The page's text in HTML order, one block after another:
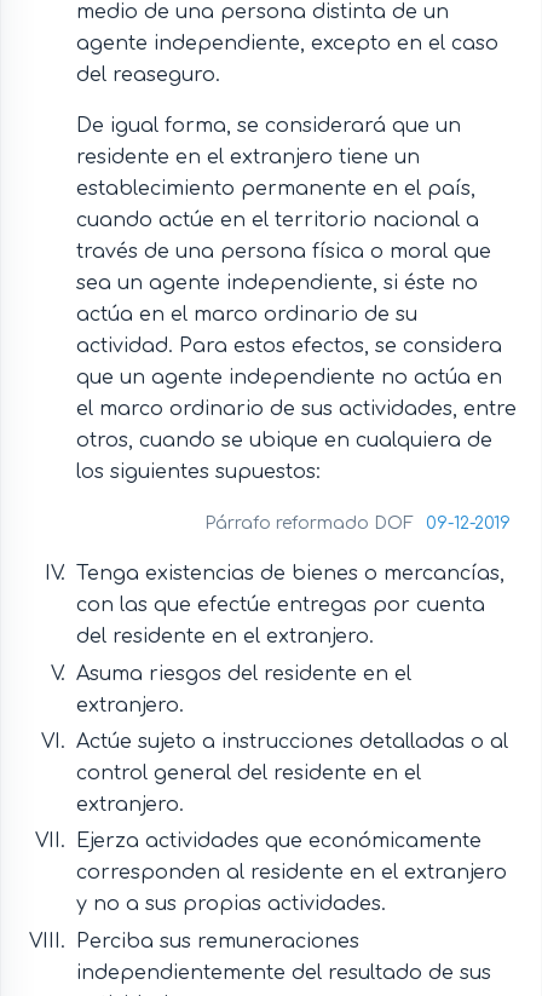
medio de una persona distinta de un
agente independiente, excepto en el caso
del reaseguro.
De igual forma, se considerará que un
residente en el extranjero tiene un
establecimiento permanente en el país,
cuando actúe en el territorio nacional a
través de una persona física o moral que
sea un agente independiente, si éste no
actúa en el marco ordinario de su
actividad. Para estos efectos, se considera
que un agente independiente no actúa en
el marco ordinario de sus actividades, entre
otros, cuando se ubique en cualquiera de
los siguientes supuestos:
Párrafo reformado DOF 09-12-2019
Tenga existencias de bienes o mercancías,
con las que efectúe entregas por cuenta
del residente en el extranjero.
Asuma riesgos del residente en el
extranjero.
Actúe sujeto a instrucciones detalladas o al
control general del residente en el
extranjero.
Ejerza actividades que económicamente
corresponden al residente en el extranjero
y no a sus propias actividades.
Perciba sus remuneraciones
independientemente del resultado de sus